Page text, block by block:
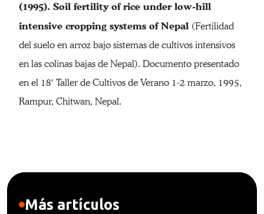
(1995). Soil fertility of rice under low-hill
intensive cropping systems of Nepal (Fertilidad
del suelo en arroz bajo sistemas de cultivos intensivos
en las colinas bajas de Nepal). Documento presentado
en el 18′ Taller de Cultivos de Verano 1-2 marzo, 1995,
Rampur, Chitwan, Nepal.
Más artículos